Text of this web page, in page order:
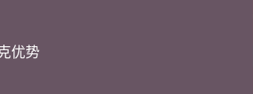
优势